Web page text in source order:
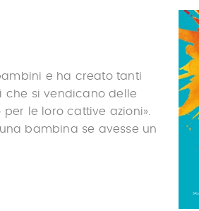
e ha creato tanti
che si vendicano delle
le loro cattive azioni».
bambina se avesse un